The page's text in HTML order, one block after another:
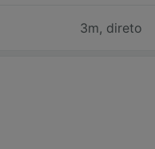
3m, direto